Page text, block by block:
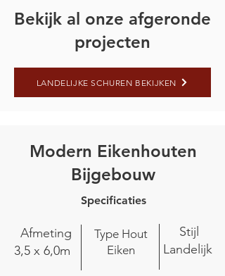
Bekijk al onze afgeronde
projecten
LANDELIJKE SCHUREN BEKIJKEN
Modern Eikenhouten
Bijgebouw
Afmeting
3,5 x 6,0m
Specificaties
Type Hout
Eiken
Stijl
Landelijk